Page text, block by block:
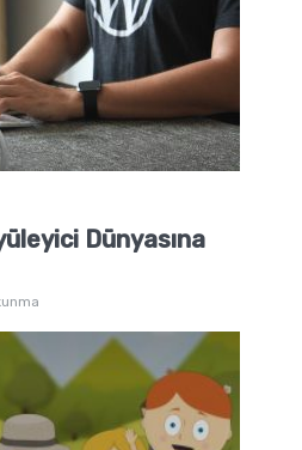
Dünyasına